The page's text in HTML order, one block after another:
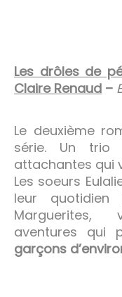
Les drôles de
Claire Renaud –
Le deuxième
série. Un trio
attachantes qui
Les soeurs
leur
Marguerites,
aventures qui
garçons